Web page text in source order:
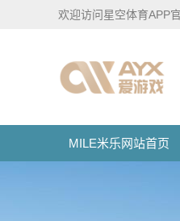
欢迎访问星空体育APP
MILE米乐网站首页